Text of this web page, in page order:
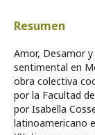
Resumen
Amor, Desamor
sentimental en
obra colectiva
por la Facultad
por Isabella
latinoamericano